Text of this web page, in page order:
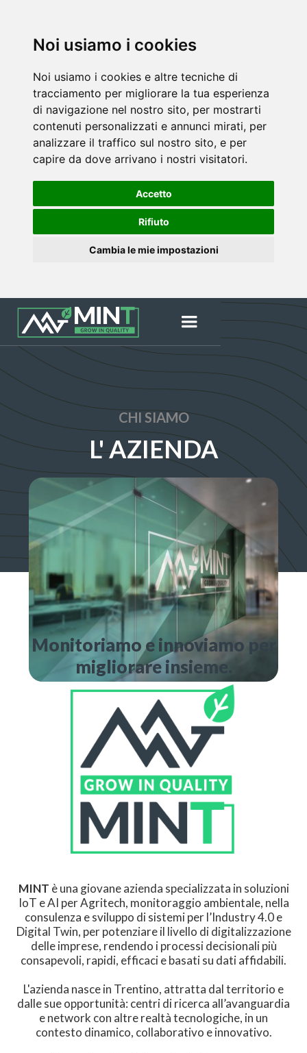
Noi usiamo i cookies
Noi usiamo i cookies e altre tecniche di
tracciamento per migliorare la tua esperienza
di navigazione nel nostro sito, per mostrarti
contenuti personalizzati e annunci mirati, per
analizzare il traffico sul nostro sito, e per
capire da dove arrivano i nostri visitatori.
Accetto
Rifiuto
Cambia le mie impostazioni
CHI SIAMO
L' AZIENDA
Monitoriamo e innoviamo per
migliorare insieme.
MINT è una giovane azienda specializzata in soluzioni
IoT e AI per Agritech, monitoraggio ambientale, nella
consulenza e sviluppo di sistemi per l’Industry 4.0 e
Digital Twin, per potenziare il livello di digitalizzazione
delle imprese, rendendo i processi decisionali più
consapevoli, rapidi, efficaci e basati su dati affidabili.
L'azienda nasce in Trentino, attratta dal territorio e
dalle sue opportunità: centri di ricerca all’avanguardia
e network con altre realtà tecnologiche, in un
contesto dinamico, collaborativo e innovativo.